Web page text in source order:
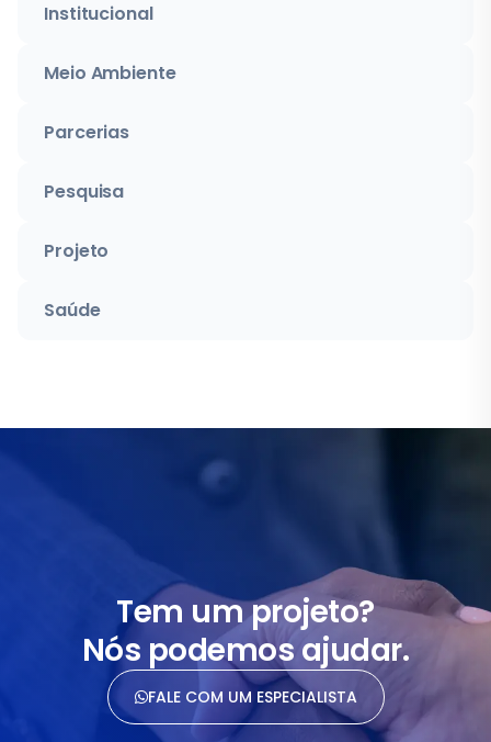
Institucional
Meio Ambiente
Parcerias
Pesquisa
Projeto
Saúde
Tem um projeto?
Nós podemos ajudar.
FALE COM UM ESPECIALISTA